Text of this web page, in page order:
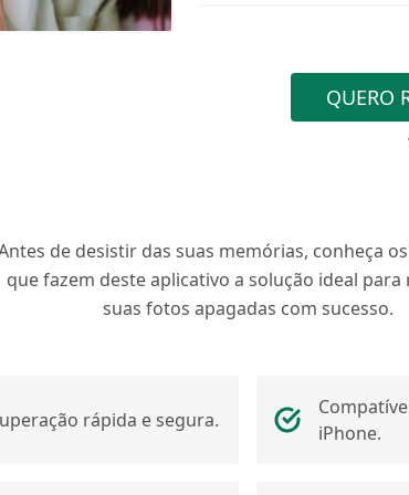
QUERO
de desistir das suas memórias, conheça
que fazem deste aplicativo a solução ideal
suas fotos apagadas com sucesso.
rápida e segura.
iPhone.